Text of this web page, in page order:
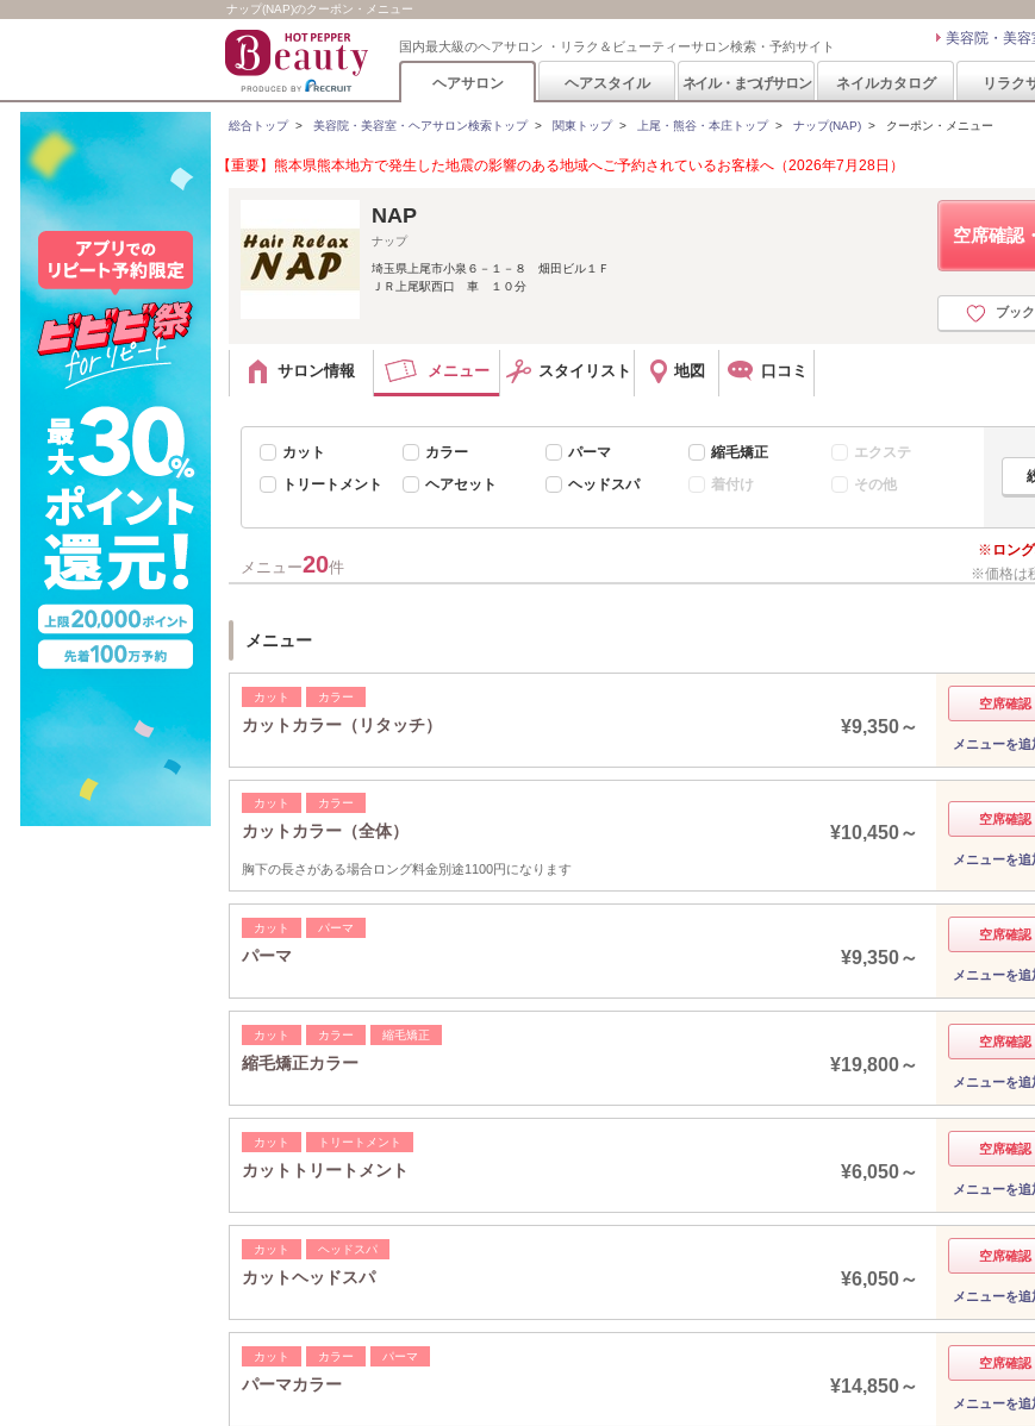
ナップ(NAP)のクーポン・メニュー
国内最大級のヘアサロン ・リラク＆ビューティーサロン検索・予約サイト 美容院・美
ヘアサロン ヘアスタイル ネイル・まつげサロン ネイルカタログ リラク
総合トップ> 美容院・美容室・ヘアサロン検索トップ> 関東トップ> 上尾・熊谷・本庄トップ> ナップ(NAP) > クーポン・メニュー
【重要】熊本県熊本地方で発生した地震の影響のある地域へご予約されているお客様へ（2026年7月28日）
空席確認
ブッ
NAP
ナップ
埼玉県上尾市小泉６－１－８ 畑田ビル１Ｆ
ＪＲ上尾駅西口 車 １０分
サロン情報 メニュー スタイリスト 地図 口コミ
カット カラー パーマ 縮毛矯正
エクステ
トリートメント
ヘアセット ヘッドスパ 着付け その他
ロン
価格は
メニュー20件
メニュー
カット カラー
カットカラー（リタッチ） ¥9,350～
空席確認
メニューを
カット カラー
カットカラー（全体） ¥10,450～
胸下の長さがある場合ロング料金別途1100円になります
空席確認
メニューを
カット パーマ
パーマ ¥9,350～
空席確認
メニューを
カット カラー 縮毛矯正
縮毛矯正カラー ¥19,800～
空席確認
メニューを
カット トリートメント
カットトリートメント ¥6,050～
空席確認
メニューを
カット ヘッドスパ
カットヘッドスパ ¥6,050～
空席確認
メニューを
カット カラー パーマ
パーマカラー ¥14,850～
空席確認
メニューを